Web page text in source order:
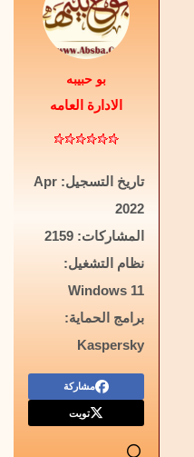
بو حبيبه
الادارة العامه
تاريخ التسجيل: Apr
2022
المشاركات: 2159
نظام التشغيل:
Windows 11
برامج الحماية:
Kaspersky
مشاركة
تويت